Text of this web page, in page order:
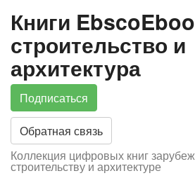
Книги
строительство и
архитектура
Подписаться
Обратная связь
Коллекция цифровых книг
строительству и архитектуре